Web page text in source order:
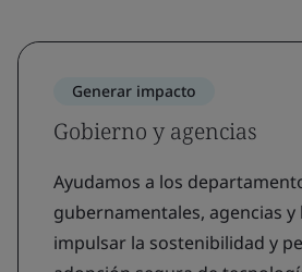
Generar impacto
Gobierno y agencias
Ayudamos a los
gubernamentales, agencias y
impulsar la sostenibilidad y